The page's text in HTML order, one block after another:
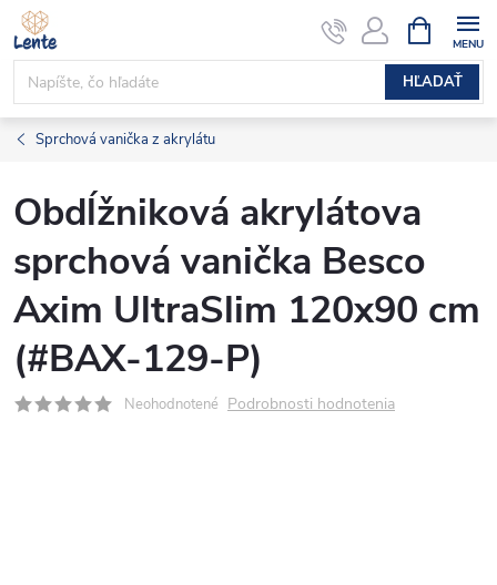
Prejsť
na
obsah
HĽADAŤ
KOŠÍK
Sprchová vanička z akrylátu
Obdĺžniková akrylátova
sprchová vanička Besco
Axim UltraSlim 120x90 cm
(#BAX-129-P)
Neohodnotené Podrobnosti hodnotenia